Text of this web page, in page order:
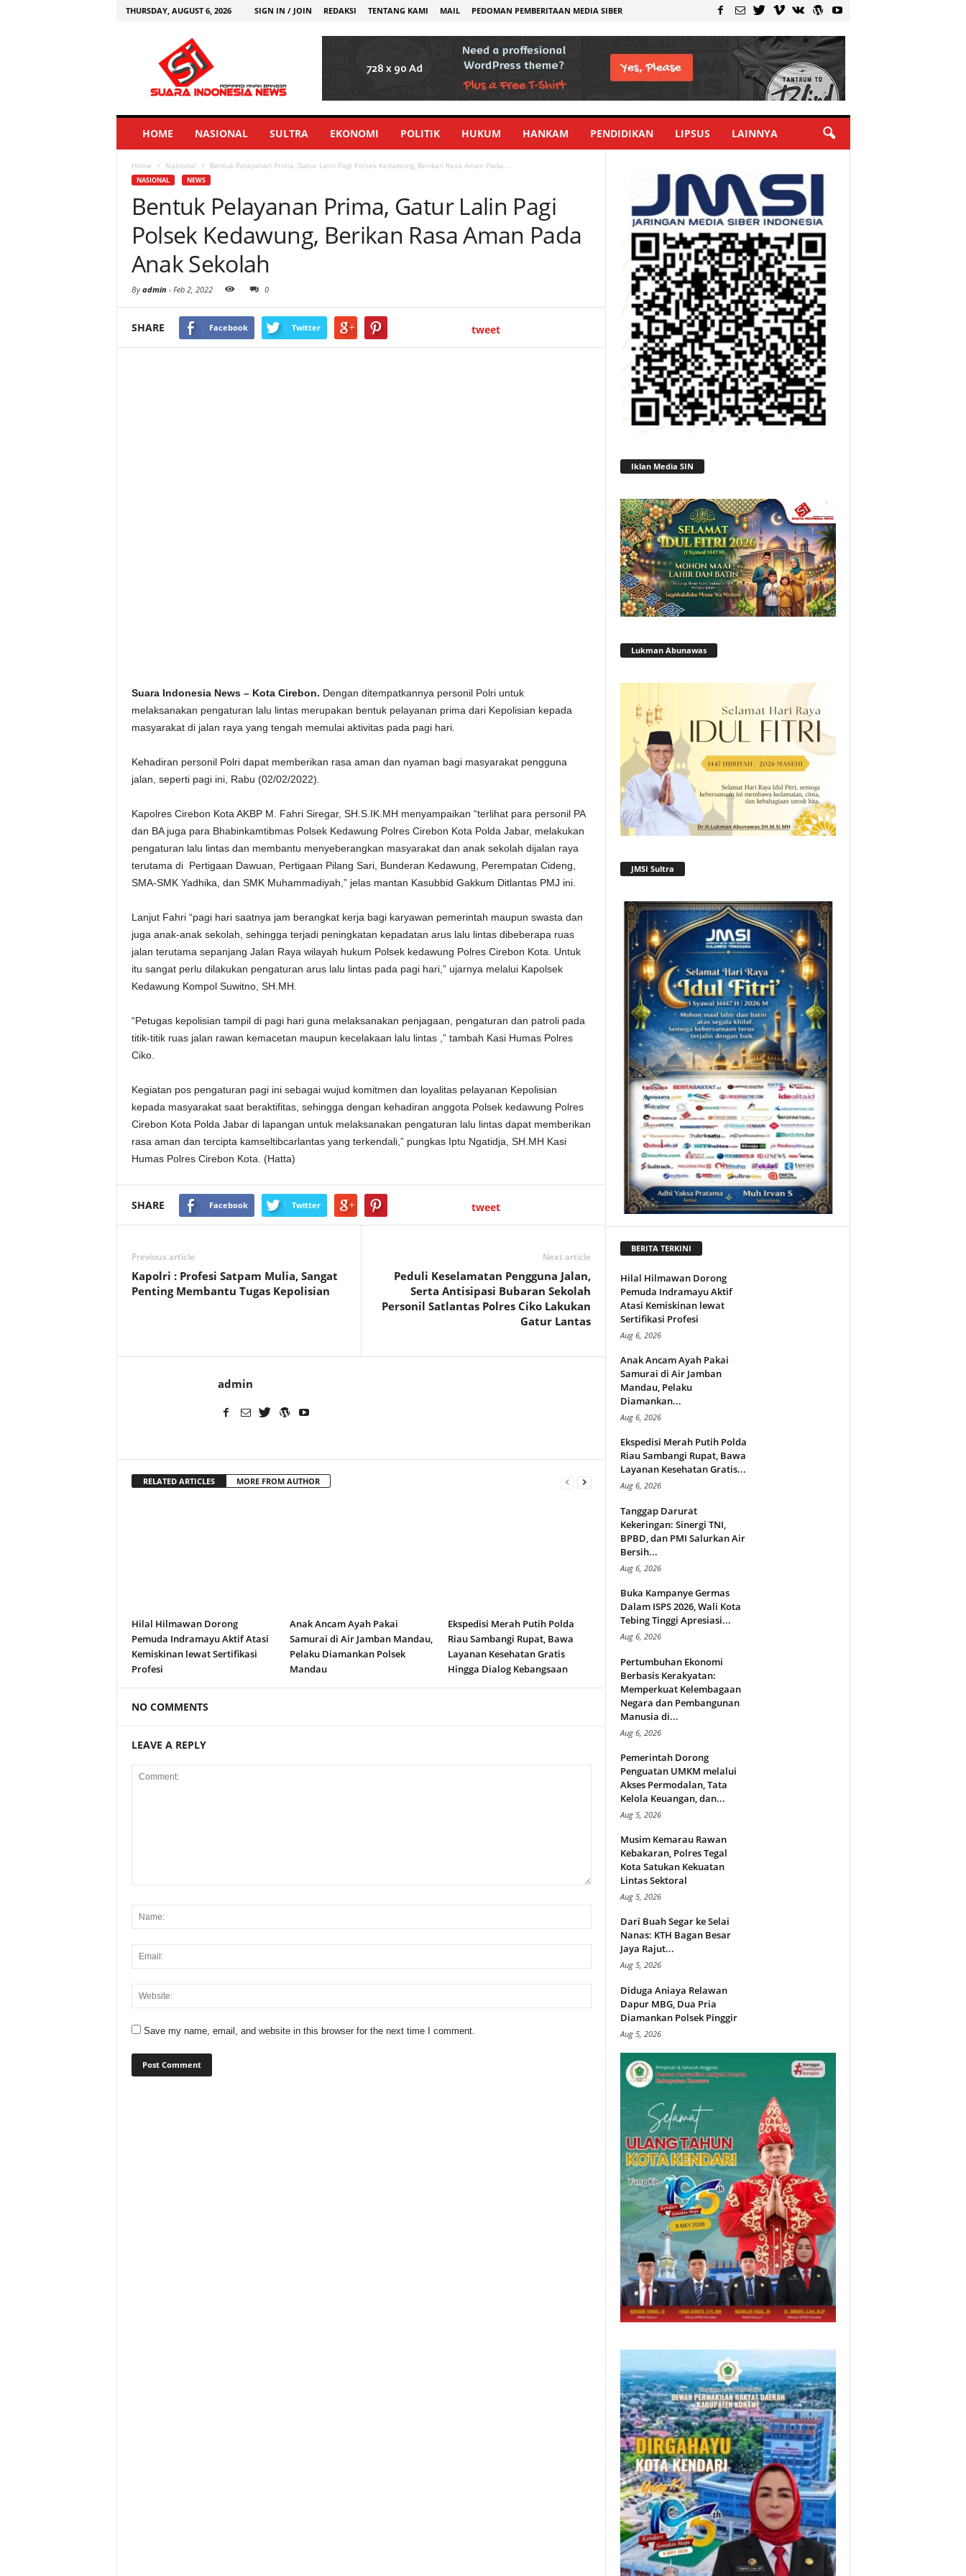
THURSDAY, AUGUST 6, 2026 SIGN IN / JOIN REDAKSI TENTANG KAMI MAIL PEDOMAN PEMBERITAAN MEDIA SIBER
HOME NASIONAL SULTRA EKONOMI POLITIK HUKUM HANKAM PENDIDIKAN LIPSUS LAINNYA
Home Nasional Bentuk Pelayanan Prima, Gatur Lalin Pagi Polsek Kedawung, Berikan Rasa Aman Pada...
NASIONAL NEWS
Bentuk Pelayanan Prima, Gatur Lalin Pagi
Polsek Kedawung, Berikan Rasa Aman Pada
Anak Sekolah
Byadmin - Feb 2, 2022 0
SHARE Facebook Twitter tweet
Suara Indonesia News – Kota Cirebon. Dengan ditempatkannya personil Polri untuk
melaksanakan pengaturan lalu lintas merupakan bentuk pelayanan prima dari Kepolisian kepada
masyarakat di jalan raya yang tengah memulai aktivitas pada pagi hari.
Kehadiran personil Polri dapat memberikan rasa aman dan nyaman bagi masyarakat pengguna
jalan, seperti pagi ini, Rabu (02/02/2022).
Kapolres Cirebon Kota AKBP M. Fahri Siregar, SH.S.IK.MH menyampaikan “terlihat para personil PA
dan BA juga para Bhabinkamtibmas Polsek Kedawung Polres Cirebon Kota Polda Jabar, melakukan
pengaturan lalu lintas dan membantu menyeberangkan masyarakat dan anak sekolah dijalan raya
terutama di Pertigaan Dawuan, Pertigaan Pilang Sari, Bunderan Kedawung, Perempatan Cideng,
SMA-SMK Yadhika, dan SMK Muhammadiyah,” jelas mantan Kasubbid Gakkum Ditlantas PMJ ini.
Lanjut Fahri “pagi hari saatnya jam berangkat kerja bagi karyawan pemerintah maupun swasta dan
juga anak-anak sekolah, sehingga terjadi peningkatan kepadatan arus lalu lintas dibeberapa ruas
jalan terutama sepanjang Jalan Raya wilayah hukum Polsek kedawung Polres Cirebon Kota. Untuk
itu sangat perlu dilakukan pengaturan arus lalu lintas pada pagi hari,” ujarnya melalui Kapolsek
Kedawung Kompol Suwitno, SH.MH.
“Petugas kepolisian tampil di pagi hari guna melaksanakan penjagaan, pengaturan dan patroli pada
titik-titik ruas jalan rawan kemacetan maupun kecelakaan lalu lintas ,” tambah Kasi Humas Polres
Ciko.
Kegiatan pos pengaturan pagi ini sebagai wujud komitmen dan loyalitas pelayanan Kepolisian
kepada masyarakat saat beraktifitas, sehingga dengan kehadiran anggota Polsek kedawung Polres
Cirebon Kota Polda Jabar di lapangan untuk melaksanakan pengaturan lalu lintas dapat memberikan
rasa aman dan tercipta kamseltibcarlantas yang terkendali,” pungkas Iptu Ngatidja, SH.MH Kasi
Humas Polres Cirebon Kota. (Hatta)
SHARE Facebook Twitter tweet
Previous article
Kapolri : Profesi Satpam Mulia, Sangat
Penting Membantu Tugas Kepolisian
Next article
Peduli Keselamatan Pengguna Jalan,
Serta Antisipasi Bubaran Sekolah
Personil Satlantas Polres Ciko Lakukan
Gatur Lantas
admin
RELATED ARTICLES MORE FROM AUTHOR
Hilal Hilmawan Dorong
Pemuda Indramayu Aktif Atasi
Kemiskinan lewat Sertifikasi
Profesi
Anak Ancam Ayah Pakai
Samurai di Air Jamban Mandau,
Pelaku Diamankan Polsek
Mandau
Ekspedisi Merah Putih Polda
Riau Sambangi Rupat, Bawa
Layanan Kesehatan Gratis
Hingga Dialog Kebangsaan
NO COMMENTS
LEAVE A REPLY
Save my name, email, and website in this browser for the next time I comment.
Iklan Media SIN
Lukman Abunawas
JMSI Sultra
BERITA TERKINI
Hilal Hilmawan Dorong
Pemuda Indramayu Aktif
Atasi Kemiskinan lewat
Sertifikasi Profesi
Aug 6, 2026
Anak Ancam Ayah Pakai
Samurai di Air Jamban
Mandau, Pelaku
Diamankan...
Aug 6, 2026
Ekspedisi Merah Putih Polda
Riau Sambangi Rupat, Bawa
Layanan Kesehatan Gratis...
Aug 6, 2026
Tanggap Darurat
Kekeringan: Sinergi TNI,
BPBD, dan PMI Salurkan Air
Bersih...
Aug 6, 2026
Buka Kampanye Germas
Dalam ISPS 2026, Wali Kota
Tebing Tinggi Apresiasi...
Aug 6, 2026
Pertumbuhan Ekonomi
Berbasis Kerakyatan:
Memperkuat Kelembagaan
Negara dan Pembangunan
Manusia di...
Aug 6, 2026
Pemerintah Dorong
Penguatan UMKM melalui
Akses Permodalan, Tata
Kelola Keuangan, dan...
Aug 5, 2026
Musim Kemarau Rawan
Kebakaran, Polres Tegal
Kota Satukan Kekuatan
Lintas Sektoral
Aug 5, 2026
Dari Buah Segar ke Selai
Nanas: KTH Bagan Besar
Jaya Rajut...
Aug 5, 2026
Diduga Aniaya Relawan
Dapur MBG, Dua Pria
Diamankan Polsek Pinggir
Aug 5, 2026